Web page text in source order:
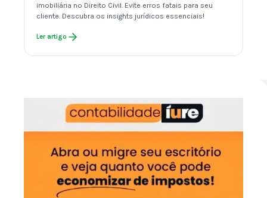
imobiliária no Direito Civil. Evite erros fatais para seu
cliente. Descubra os insights jurídicos essenciais!
Ler artigo